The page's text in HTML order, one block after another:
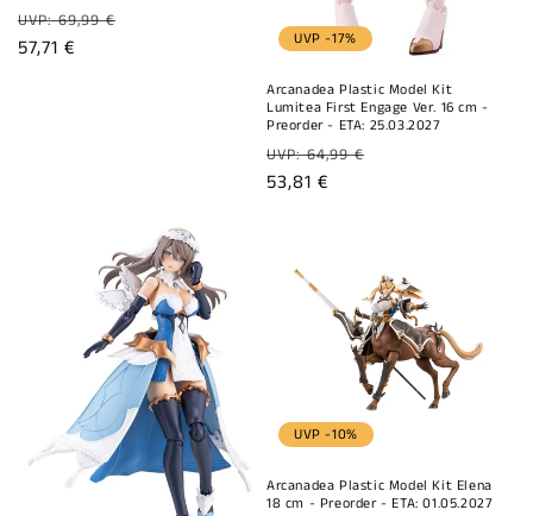
Normaler
Preis
UVP: 69,99 €
Verkaufspreis
57,71 € UVP -17%
Arcanadea Plastic Model Kit
Lumitea First Engage Ver. 16 cm -
Preorder - ETA: 25.03.2027
Normaler
Preis
UVP: 64,99 €
Verkaufspreis
53,81 €
UVP -10%
Arcanadea Plastic Model Kit Elena
18 cm - Preorder - ETA: 01.05.2027